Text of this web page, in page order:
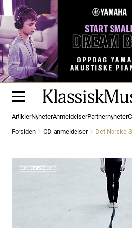
ArtiklerNyheterAnmeldelserPartnernyheter
Forsiden CD-anmeldelser Det Norske